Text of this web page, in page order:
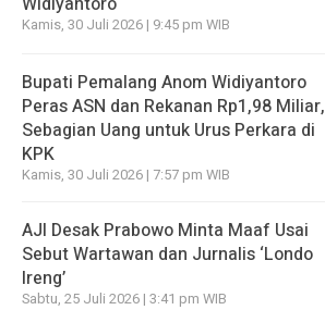
Kamis, 30 Juli 2026 | 9:45 pm WIB
Bupati Pemalang Anom Widiyantoro
Peras ASN dan Rekanan Rp1,98 Miliar,
Sebagian Uang untuk Urus Perkara di
KPK
Kamis, 30 Juli 2026 | 7:57 pm WIB
AJI Desak Prabowo Minta Maaf Usai
Sebut Wartawan dan Jurnalis ‘Londo
Ireng’
Sabtu, 25 Juli 2026 | 3:41 pm WIB